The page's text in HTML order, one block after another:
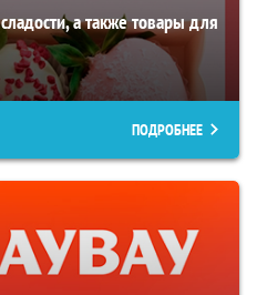
а также товары для
ПОДРОБНЕЕ